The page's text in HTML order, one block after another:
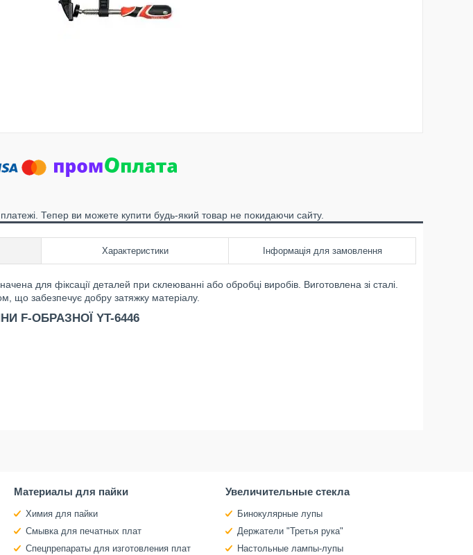
платежі. Тепер ви можете купити будь-який товар не покидаючи сайту.
Характеристики Інформація для замовлення
для фіксації деталей при склеюванні або обробці виробів. Виготовлена зі сталі.
що забезпечує добру затяжку матеріалу.
F-ОБРАЗНОЇ YT-6446
Материалы для пайки
Химия для пайки
Смывка для печатных плат
Спецпрепараты для изготовления плат
Увеличительные стекла
Бинокулярные лупы
Держатели "Третья рука"
Настольные лампы-лупы